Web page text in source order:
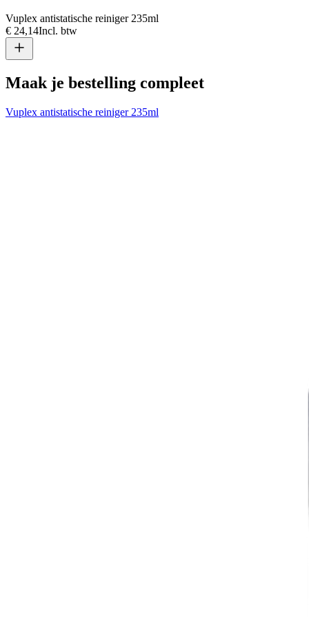
Vuplex antistatische reiniger 235ml
€ 24,14Incl. btw
Maak je bestelling compleet
Vuplex antistatische reiniger 235ml